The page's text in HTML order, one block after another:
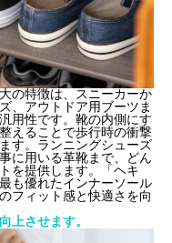
の特徴は、スニーカーか
、アウトドア用ブーツま
用性です。靴の内側にす
えることで歩行時の衝撃
す。ランニングシューズ
に用いる革靴まで、どん
を提供します。「ヘキ
も優れたインナーソール
フィット感と快適さを向
上させます。